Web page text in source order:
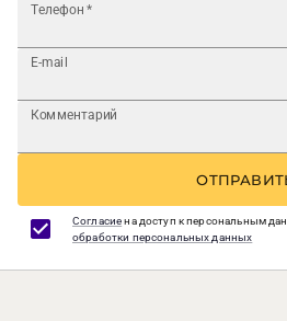
Телефон *
E-mail
Комментарий
Согласиена доступ к персональным
обработки персональных данных